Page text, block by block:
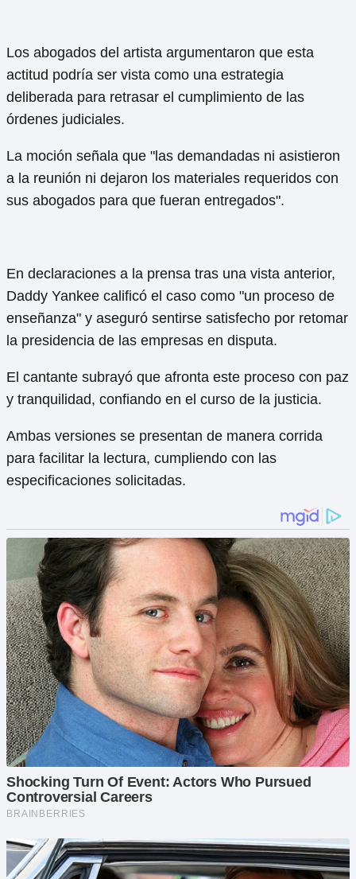
Los abogados del artista argumentaron que esta
actitud podría ser vista como una estrategia
deliberada para retrasar el cumplimiento de las
órdenes judiciales.
La moción señala que "las demandadas ni asistieron
a la reunión ni dejaron los materiales requeridos con
sus abogados para que fueran entregados".
En declaraciones a la prensa tras una vista anterior,
Daddy Yankee calificó el caso como "un proceso de
enseñanza" y aseguró sentirse satisfecho por retomar
la presidencia de las empresas en disputa.
El cantante subrayó que afronta este proceso con paz
y tranquilidad, confiando en el curso de la justicia.
Ambas versiones se presentan de manera corrida
para facilitar la lectura, cumpliendo con las
especificaciones solicitadas.